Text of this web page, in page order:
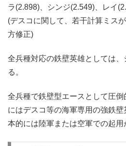
ラ(2.898)、シンジ(2.549)、レイ
(デスコに関して、若干計算ミス
方修正)
全兵種対応の鉄壁英雄としては
る。
全兵種で鉄壁型エースとして圧
にはデスコ等の海軍専用の強鉄
本的には陸軍または空軍での起用